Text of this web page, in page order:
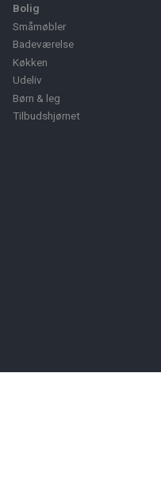
Bolig
Småmøbler
Badeværelse
Køkken
Udeliv
Børn & leg
Tilbudshjørnet